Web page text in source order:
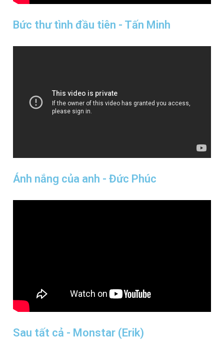
Bức thư tình đầu tiên - Tấn Minh
Ánh nắng của anh - Đức Phúc
Sau tất cả - Monstar (Erik)